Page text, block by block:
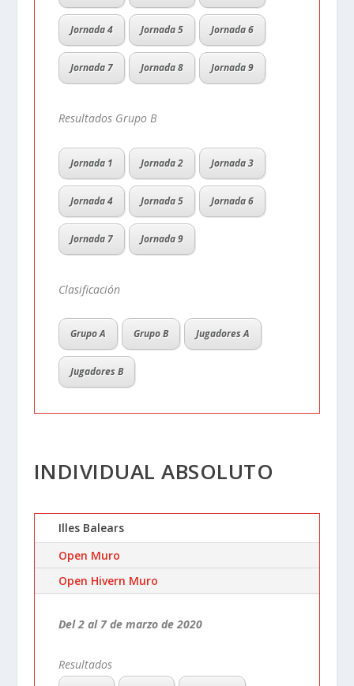
Jornada 4 Jornada 5 Jornada 6
Jornada 7 Jornada 8 Jornada 9
Resultados Grupo B
Jornada 1 Jornada 2 Jornada 3
Jornada 4 Jornada 5 Jornada 6
Jornada 7 Jornada 9
Clasificación
Grupo A Grupo B Jugadores A
Jugadores B
INDIVIDUAL ABSOLUTO
Illes Balears
Open Muro
Open Hivern Muro
Del 2 al 7 de marzo de 2020
Resultados